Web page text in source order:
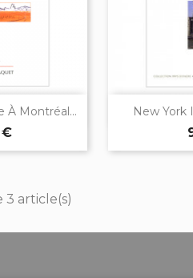
À Montréal...
€
New York

3 article(s)